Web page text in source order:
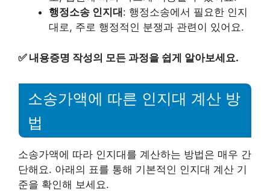
행정소송 인지대 : 행정소송에서 필요한 인지
대로, 주로 행정적인 분쟁과 관련이 있어요.
✅ 내용증명 작성의 모든 과정을 쉽게 알아보세요.
소송가액에 따른 인지대 계산 방
법
소송가액에 따라 인지대를 계산하는 방법은 매우 간
단해요. 아래의 표를 통해 기본적인 인지대 계산 기
준을 확인해 보세요.